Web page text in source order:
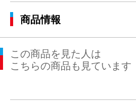
商品情報
この商品を見た人は
こちらの商品も見ています